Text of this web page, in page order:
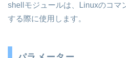
shellモジュールは、Linuxのコマ
する際に使用します。